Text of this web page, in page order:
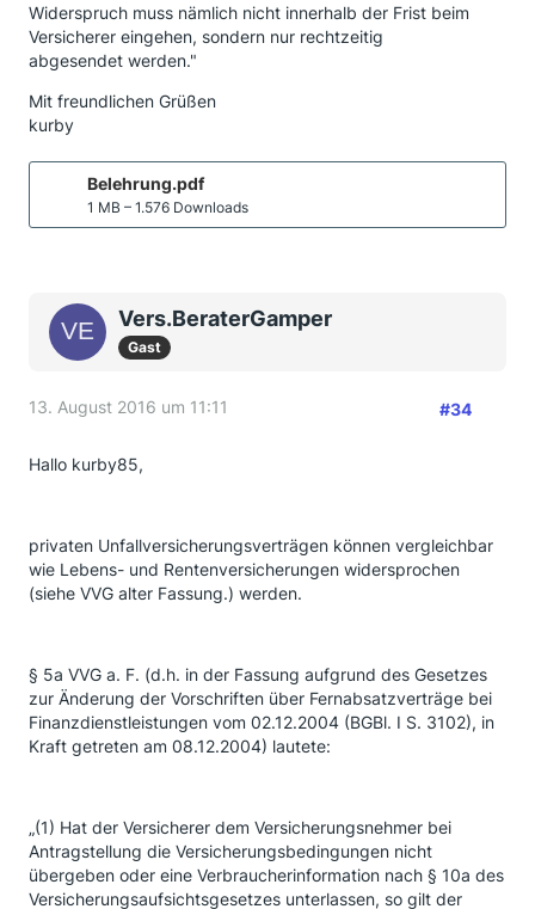
Widerspruch muss nämlich nicht innerhalb der Frist beim
Versicherer eingehen, sondern nur rechtzeitig
abgesendet werden."
Mit freundlichen Grüßen
kurby
Belehrung.pdf
1 MB – 1.576 Downloads
Vers.BeraterGamper
Gast
13. August 2016 um 11:11 #34
Hallo kurby85,
privaten Unfallversicherungsverträgen können vergleichbar
wie Lebens- und Rentenversicherungen widersprochen
(siehe VVG alter Fassung.) werden.
§ 5a VVG a. F. (d.h. in der Fassung aufgrund des Gesetzes
zur Änderung der Vorschriften über Fernabsatzverträge bei
Finanzdienstleistungen vom 02.12.2004 (BGBl. I S. 3102), in
Kraft getreten am 08.12.2004) lautete:
„(1) Hat der Versicherer dem Versicherungsnehmer bei
Antragstellung die Versicherungsbedingungen nicht
übergeben oder eine Verbraucherinformation nach § 10a des
Versicherungsaufsichtsgesetzes unterlassen, so gilt der